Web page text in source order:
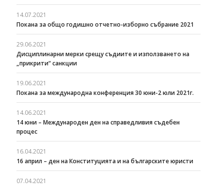
14.07.2021
Покана за общо годишно отчетно-изборно събрание 2021
29.06.2021
Дисциплинарни мерки срещу съдиите и използването на
„прикрити“ санкции
19.06.2021
Покана за международна конференция 30 юни-2 юли 2021г.
14.06.2021
14 юни – Международен ден на справедливия съдебен
процес
16.04.2021
16 април – ден на Конституцията и на българските юристи
07.04.2021